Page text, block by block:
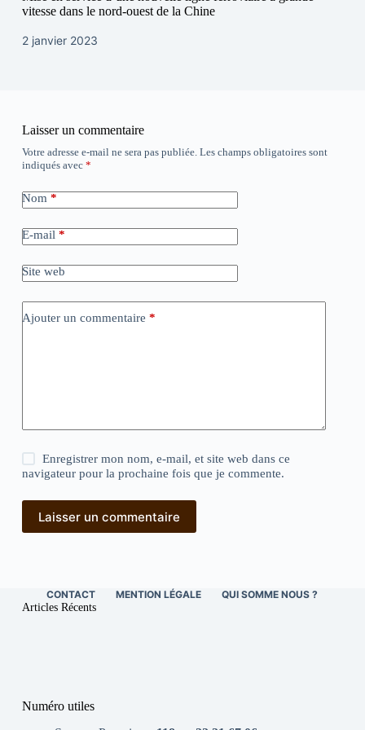
vitesse dans le nord-ouest de la Chine
2 janvier 2023
Laisser un commentaire
Votre adresse e-mail ne sera pas publiée. Les champs obligatoires sont
indiqués avec *
Nom *
E-mail *
Site web
Ajouter un commentaire *
Enregistrer mon nom, e-mail, et site web dans ce
navigateur pour la prochaine fois que je commente.
Laisser un commentaire
CONTACT MENTION LÉGALE QUI SOMME NOUS ?
Articles Récents
Numéro utiles